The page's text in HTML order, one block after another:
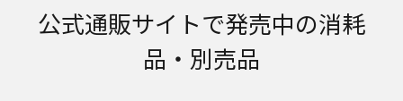
のお取り扱いについて。パナソニック株式会社お
内容を、ご相談への対応や修理、その確認などの
公式通販サイトで発売中の消耗
品・別売品